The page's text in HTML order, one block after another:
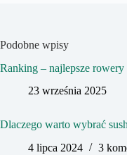
Podobne wpisy
Ranking – najlepsze
23 września 2025
Dlaczego warto wybrać
4 lipca 2024
3